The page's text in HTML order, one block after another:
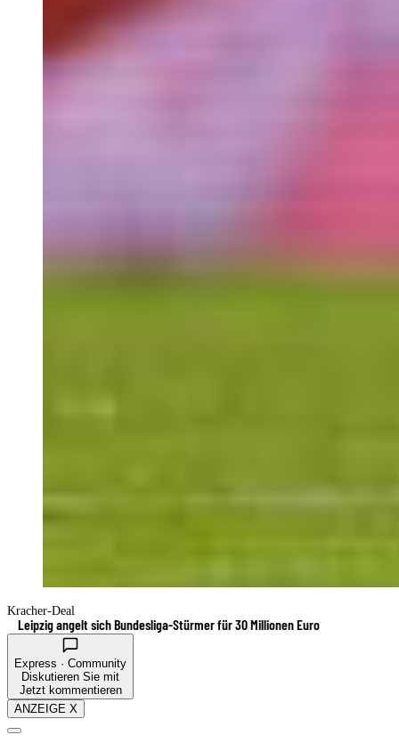
Kracher-Deal
Leipzig angelt sich Bundesliga-Stürmer für 30 Millionen Euro
Express · Community
Diskutieren Sie mit
Jetzt kommentieren
ANZEIGE X